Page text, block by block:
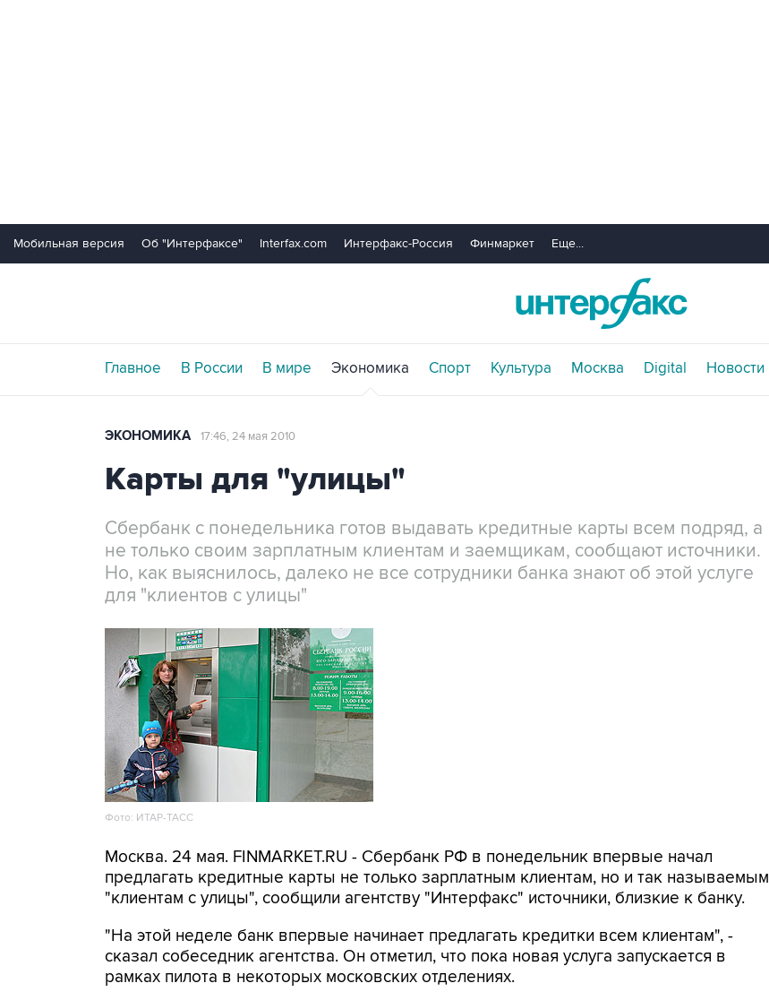
Мобильная версия Об "Интерфаксе" Interfax.com Интерфакс-Россия Финмаркет Еще...
Главное В России В мире Экономика Спорт Культура Москва Digital Новости
ЭКОНОМИКА 17:46, 24 мая 2010
Карты для "улицы"
Сбербанк с понедельника готов выдавать кредитные карты всем подряд, а
не только своим зарплатным клиентам и заемщикам, сообщают источники.
Но, как выяснилось, далеко не все сотрудники банка знают об этой услуге
для "клиентов с улицы"
Фото: ИТАР-ТАСС
Москва. 24 мая. FINMARKET.RU - Сбербанк РФ в понедельник впервые начал
предлагать кредитные карты не только зарплатным клиентам, но и так называемым
"клиентам с улицы", сообщили агентству "Интерфакс" источники, близкие к банку.
"На этой неделе банк впервые начинает предлагать кредитки всем клиентам", -
сказал собеседник агентства. Он отметил, что пока новая услуга запускается в
рамках пилота в некоторых московских отделениях.